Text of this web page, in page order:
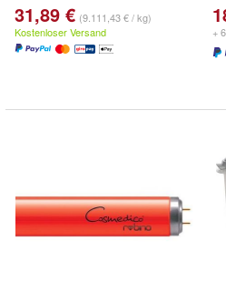
31,89 € (9.111,43 € / kg)
Kostenloser Versand
+